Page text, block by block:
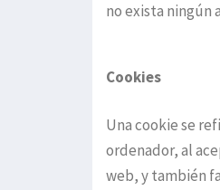
no exista ningún
Cookies
Una cookie se
ordenador, al
web, y también